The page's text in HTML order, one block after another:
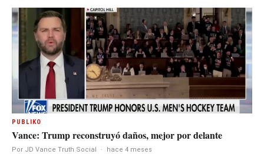
PUBLIKO
Vance: Trump reconstruyó daños, mejor por delante
Por JD Vance Truth Social · hace 4 meses